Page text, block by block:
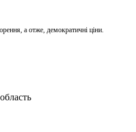
а отже, демократичні ціни.